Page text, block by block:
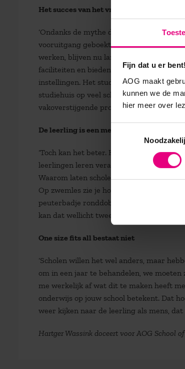
Fijn dat u er bent!
AOG maakt
kunnen we de
hier meer over
Toestemmingsselectie
Het succes van het vmbo
‘Ondanks de mythe dat alle
vooruitgang geboekt. Neem het succes
werken, blijven nu langer op school en
faciliteiten en bieden leerlingen heel veel
instellingen. Het studiehuis is ook zo’n
studiehuis op veel scholen wel
vakoverstijgende projecten.’
De leerling is een mens
‘Toch kan het beter. Het lijkt alsof men
leerlingen leren verantwoordelijkheid te
Waarom laten scholen zich toch zo
Op zwemles zie je hoe het ene kind
peuterbadje ronddobbert. Elke leerling
kan dat wellicht twee jaar later wel.
One size fits all bestaat niet
‘Scholen willen het wel anders, maar
om in een jaar te behandelen, we
me werkelijk af wat dit te maken heeft
onderwijs op jouw school betekent. Dat
weer kijken naar de leerling als mens,
Hartger Wassink doceert voor AOG School